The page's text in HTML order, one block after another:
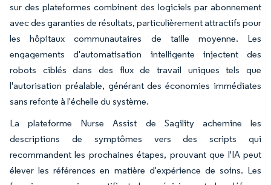
sur des plateformes combinent des logiciels par abonnement
avec des garanties de résultats, particulièrement attractifs pour
les hôpitaux communautaires de taille moyenne. Les
engagements d'automatisation intelligente injectent des
robots ciblés dans des flux de travail uniques tels que
l'autorisation préalable, générant des économies immédiates
sans refonte à l'échelle du système.
La plateforme Nurse Assist de Sagility achemine les
descriptions de symptômes vers des scripts qui
recommandent les prochaines étapes, prouvant que l'IA peut
élever les références en matière d'expérience de soins. Les